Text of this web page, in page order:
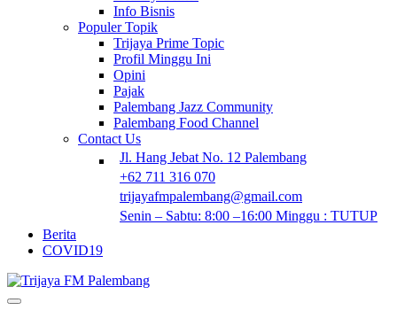
Info Bisnis
Populer Topik
Trijaya Prime Topic
Profil Minggu Ini
Opini
Pajak
Palembang Jazz Community
Palembang Food Channel
Contact Us
Jl. Hang Jebat No. 12 Palembang
+62 711 316 070
trijayafmpalembang@gmail.com
Senin – Sabtu: 8:00 –16:00 Minggu : TUTUP
Berita
COVID19